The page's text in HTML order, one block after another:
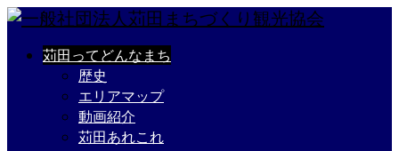
苅田ってどんなまち
歴史
エリアマップ
動画紹介
苅田あれこれ